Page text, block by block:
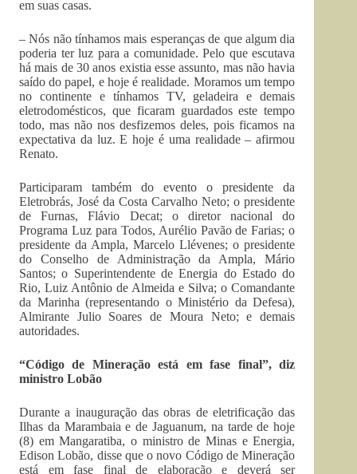
em suas casas.
– Nós não tínhamos mais esperanças de que algum dia
poderia ter luz para a comunidade. Pelo que escutava
há mais de 30 anos existia esse assunto, mas não havia
saído do papel, e hoje é realidade. Moramos um tempo
no continente e tínhamos TV, geladeira e demais
eletrodomésticos, que ficaram guardados este tempo
todo, mas não nos desfizemos deles, pois ficamos na
expectativa da luz. E hoje é uma realidade – afirmou
Renato.
Participaram também do evento o presidente da
Eletrobrás, José da Costa Carvalho Neto; o presidente
de Furnas, Flávio Decat; o diretor nacional do
Programa Luz para Todos, Aurélio Pavão de Farias; o
presidente da Ampla, Marcelo Llévenes; o presidente
do Conselho de Administração da Ampla, Mário
Santos; o Superintendente de Energia do Estado do
Rio, Luiz Antônio de Almeida e Silva; o Comandante
da Marinha (representando o Ministério da Defesa),
Almirante Julio Soares de Moura Neto; e demais
autoridades.
“Código de Mineração está em fase final”, diz
ministro Lobão
Durante a inauguração das obras de eletrificação das
Ilhas da Marambaia e de Jaguanum, na tarde de hoje
(8) em Mangaratiba, o ministro de Minas e Energia,
Edison Lobão, disse que o novo Código de Mineração
está em fase final de elaboração e deverá ser